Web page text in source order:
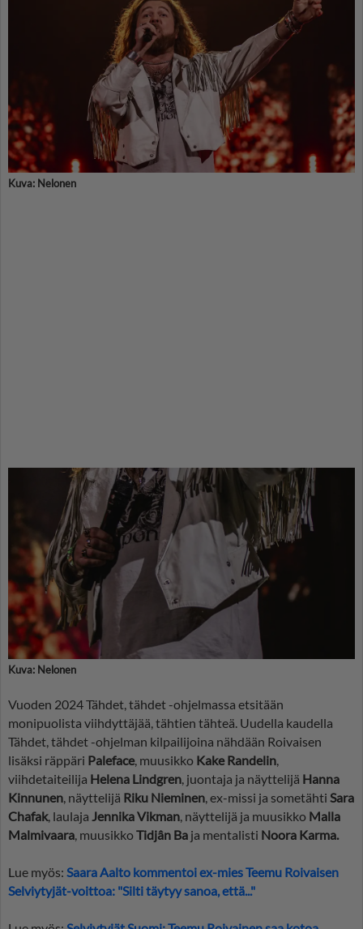
Kuva: Nelonen
Kuva: Nelonen
Vuoden 2024 Tähdet, tähdet -ohjelmassa etsitään
monipuolista viihdyttäjää, tähtien tähteä. Uudella kaudella
Tähdet, tähdet -ohjelman kilpailijoina nähdään Roivaisen
lisäksi räppäri Paleface, muusikko Kake Randelin
viihdetaiteilija Helena Lindgren , juontaja ja näyttelijä Hanna
Kinnunen , näyttelijä Riku Nieminen , ex-missi ja sometähti Sara
Chafak, laulaja Jennika Vikman , näyttelijä ja muusikko Malla
Malmivaara , muusikkoTidjân Ba ja mentalisti Noora Karma.
Lue myös: Saara Aalto kommentoi ex-mies Teemu Roivaisen
Selviytyjät-voittoa: "Silti täytyy sanoa, että..."